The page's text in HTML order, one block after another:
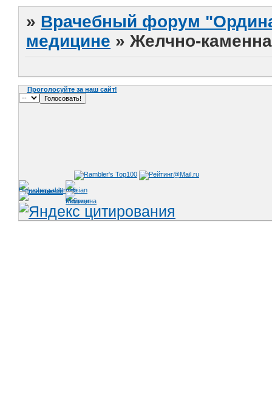
» Врачебный форум
медицине »Желчно-
Проголосуйте за наш сайт!